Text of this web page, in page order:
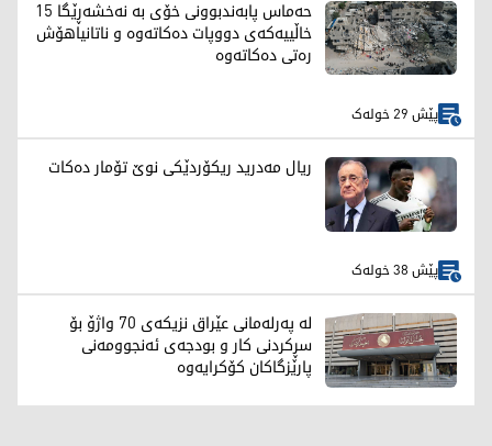
حەماس پابەندبوونی خۆی بە نەخشەڕێگا 15
خاڵییەکەی دووپات دەکاتەوە و ناتانیاهۆش
رەتی دەکاتەوە
پێش 29 خولەک
ریال مەدرید ریکۆردێکی نوێ تۆمار دەکات
پێش 38 خولەک
لە پەرلەمانی عێراق نزیکەی 70 واژۆ بۆ
سڕکردنی کار و بودجەی ئەنجوومەنی
پارێزگاکان کۆکرایەوە